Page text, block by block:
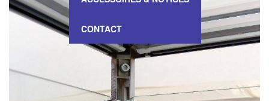
CONTACT